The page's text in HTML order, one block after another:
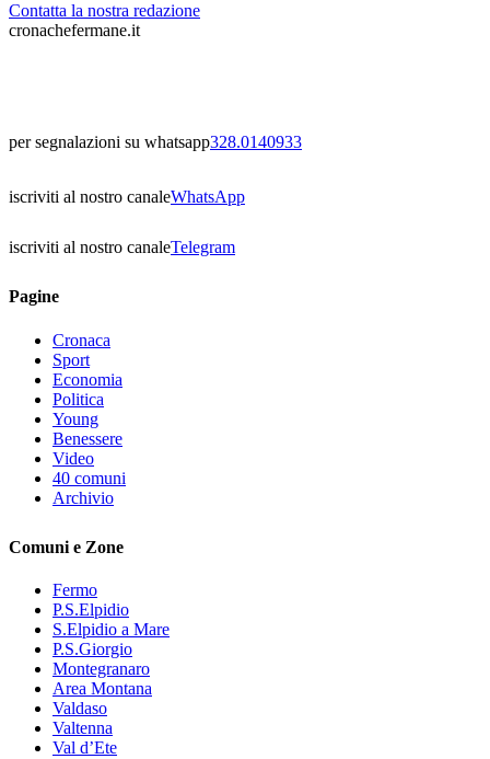
Contatta la nostra redazione
cronachefermane.it
per segnalazioni su whatsapp328.0140933
iscriviti al nostro canaleWhatsApp
iscriviti al nostro canaleTelegram
Pagine
Cronaca
Sport
Economia
Politica
Young
Benessere
Video
40 comuni
Archivio
Comuni e Zone
Fermo
P.S.Elpidio
S.Elpidio a Mare
P.S.Giorgio
Montegranaro
Area Montana
Valdaso
Valtenna
Val d’Ete